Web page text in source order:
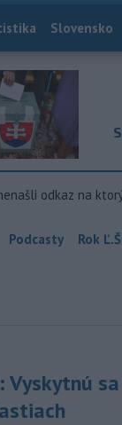
Slovensko
odkaz na
Podcasty Rok
Vyskytnú